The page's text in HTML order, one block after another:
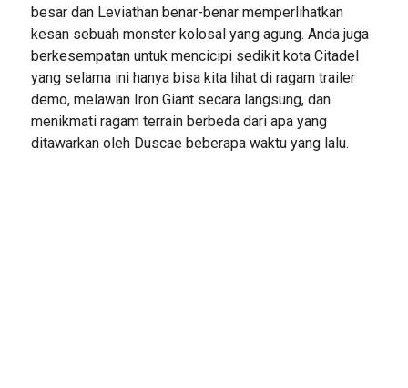
besar dan Leviathan benar-benar memperlihatkan
kesan sebuah monster kolosal yang agung. Anda juga
berkesempatan untuk mencicipi sedikit kota Citadel
yang selama ini hanya bisa kita lihat di ragam trailer
demo, melawan Iron Giant secara langsung, dan
menikmati ragam terrain berbeda dari apa yang
ditawarkan oleh Duscae beberapa waktu yang lalu.